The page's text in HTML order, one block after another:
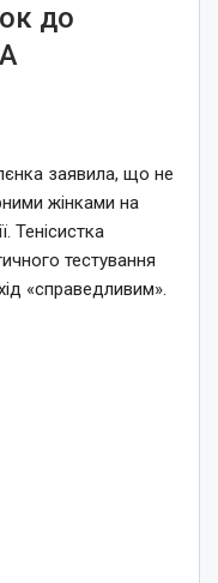
до
заявила, що не
жінками на
Тенісистка
тестування
«справедливим».